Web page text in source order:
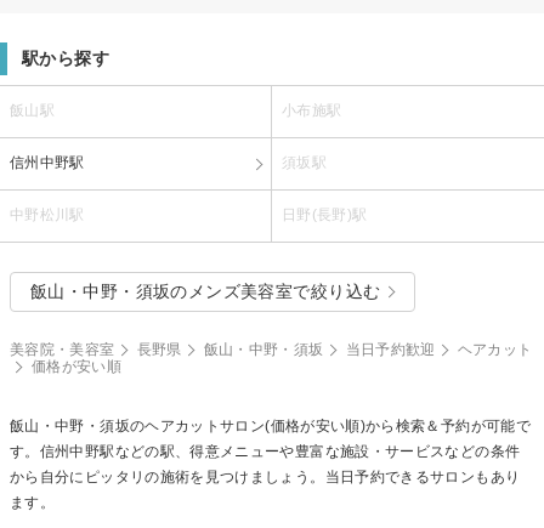
駅から探す
飯山駅 小布施駅
信州中野駅 須坂駅
中野松川駅 日野(長野)駅
飯山・中野・須坂のメンズ美容室で絞り込む
美容院・美容室 長野県 飯山・中野・須坂 当日予約歓迎
ヘアカット
価格が安い順
飯山・中野・須坂のヘアカットサロン(価格が安い順)から検索＆予約が可能で
す。信州中野駅などの駅、得意メニューや豊富な施設・サービスなどの条件
から自分にピッタリの施術を見つけましょう。当日予約できるサロンもあり
ます。